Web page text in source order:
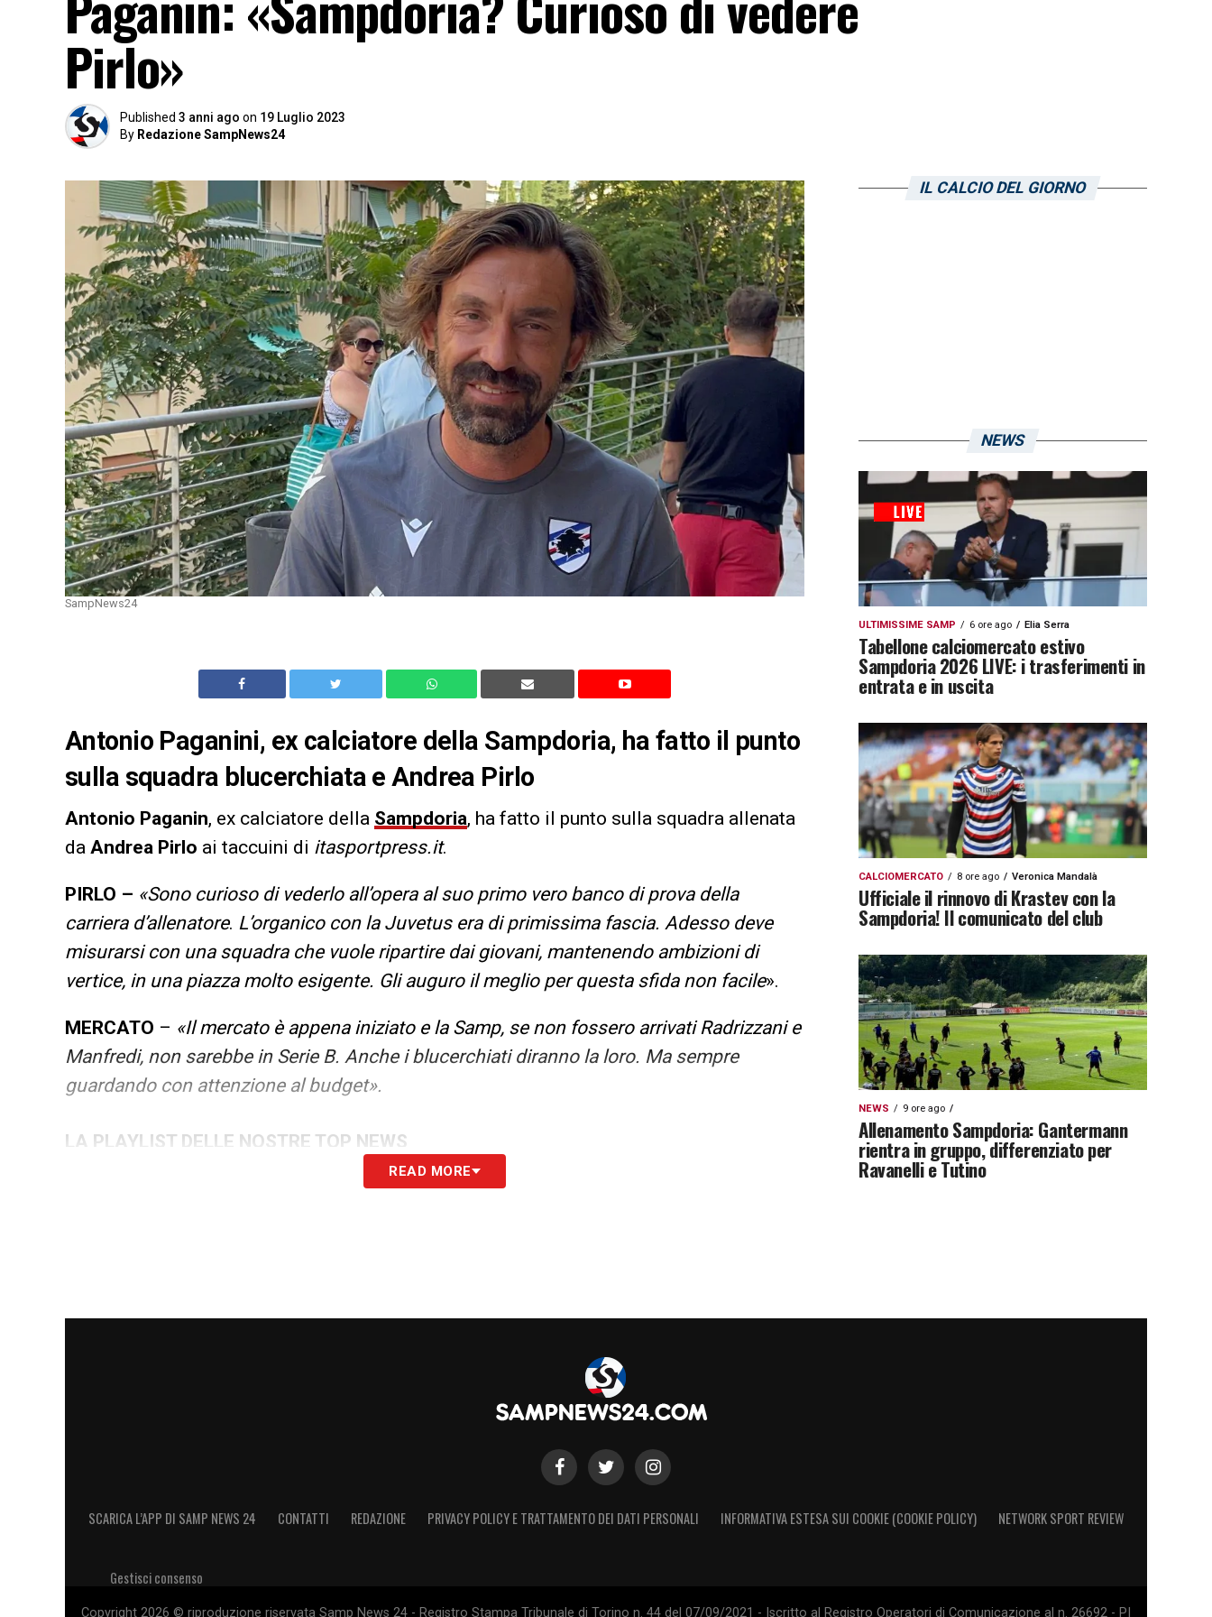
Pirlo»
Published 3 anni ago on 19 Luglio 2023
By Redazione SampNews24
SampNews24
Antonio Paganini, ex calciatore della Sampdoria, ha fatto il punto
sulla squadra blucerchiata e Andrea Pirlo
Antonio Paganin, ex calciatore della Sampdoria, ha fatto il punto sulla squadra allenata
da Andrea Pirlo ai taccuini di itasportpress.it.
PIRLO – «Sono curioso di vederlo all’opera al suo primo vero banco di prova della
carriera d’allenatore. L’organico con la Juvetus era di primissima fascia. Adesso deve
misurarsi con una squadra che vuole ripartire dai giovani, mantenendo ambizioni di
vertice, in una piazza molto esigente. Gli auguro il meglio per questa sfida non facile».
MERCATO – «Il mercato è appena iniziato e la Samp, se non fossero arrivati Radrizzani e
Manfredi, non sarebbe in Serie B. Anche i blucerchiati diranno la loro. Ma sempre
guardando con attenzione al budget».
LA PLAYLIST DELLE NOSTRE TOP NEWS
READ MORE
IL CALCIO DEL GIORNO
NEWS
ULTIMISSIME SAMP 6 ore ago Elia Serra
Tabellone calciomercato estivo
Sampdoria 2026 LIVE: i trasferimenti in
entrata e in uscita
CALCIOMERCATO 8 ore ago Veronica Mandalà
Ufficiale il rinnovo di Krastev con la
Sampdoria! Il comunicato del club
NEWS 9 ore ago
Allenamento Sampdoria: Gantermann
rientra in gruppo, differenziato per
Ravanelli e Tutino
SCARICA L’APP DI SAMP NEWS 24 CONTATTI REDAZIONE PRIVACY POLICY E TRATTAMENTO DEI DATI PERSONALI INFORMATIVA ESTESA SUI COOKIE (COOKIE POLICY) NETWORK SPORT REVIEW
Gestisci consenso
Copyright 2026 © riproduzione riservata Samp News 24 - Registro Stampa Tribunale di Torino n. 44 del 07/09/2021 - Iscritto al Registro Operatori di Comunicazione al n. 26692 - PI